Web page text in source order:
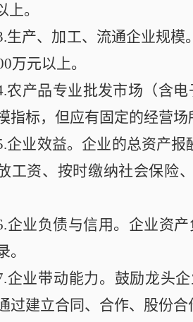
上。
生产、加工、流通企业规模
万元以上。
农产品专业批发市场（含
指标，但应有固定的经营场
企业效益。企业的总资产
工资、按时缴纳社会保险
企业负债与信用。企业资
。
企业带动能力。鼓励龙头
过建立合同、合作、股份